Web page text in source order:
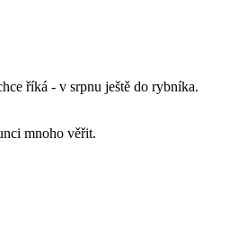
říká - v srpnu ještě do rybníka.
mnoho věřit.